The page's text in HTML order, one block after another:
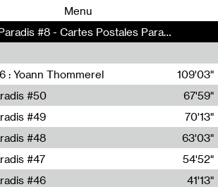
Menu
#8 - Cartes Postales Paradis (8)
: Yoann Thommerel
Thommerel
109'03"
#50
67'59"
#49
70'13"
#48
63'03"
#47
54'52"
#46
41'13"
00
00